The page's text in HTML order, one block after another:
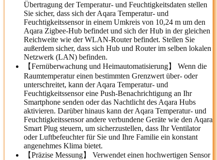
Übertragung der Temperatur- und Feuchtigkeitsdaten stellen
Sie sicher, dass sich der Aqara Temperatur- und
Feuchtigkeitssensor in einem Umkreis von 10,24 m um den
Aqara Zigbee-Hub befindet und sich der Hub in der gleichen
Reichweite wie der WLAN-Router befindet. Stellen Sie
außerdem sicher, dass sich Hub und Router im selben lokalen
Netzwerk (LAN) befinden.
【Fernüberwachung und Heimautomatisierung】 Wenn die
Raumtemperatur einen bestimmten Grenzwert über- oder
unterschreitet, kann der Aqara Temperatur- und
Feuchtigkeitssensor eine Push-Benachrichtigung an Ihr
Smartphone senden oder das Nachtlicht des Aqara Hubs
aktivieren. Darüber hinaus kann der Aqara Temperatur- und
Feuchtigkeitssensor andere verbundene Geräte wie den Aqara
Smart Plug steuern, um sicherzustellen, dass Ihr Ventilator
oder Luftbefeuchter für Sie und Ihre Familie ein konstant
angenehmes Klima bietet.
【Präzise Messung】 Verwendet einen hochwertigen Sensor